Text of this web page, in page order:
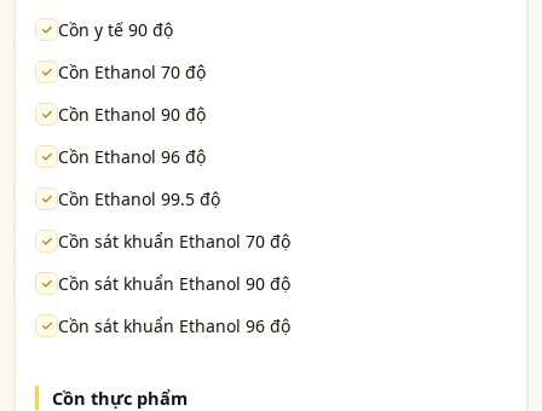
Cồn y tế 90 độ
Cồn Ethanol 70 độ
Cồn Ethanol 90 độ
Cồn Ethanol 96 độ
Cồn Ethanol 99.5 độ
Cồn sát khuẩn Ethanol 70 độ
Cồn sát khuẩn Ethanol 90 độ
Cồn sát khuẩn Ethanol 96 độ
Cồn thực phẩm